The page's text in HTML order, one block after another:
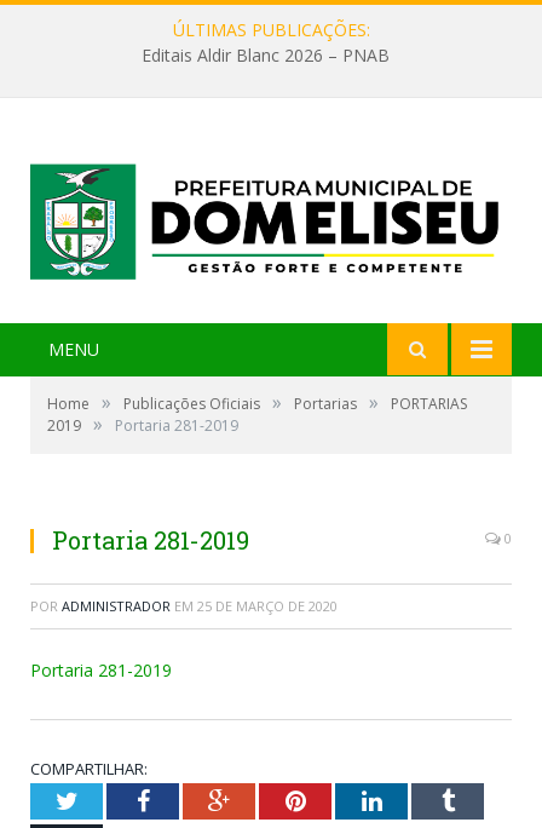
ÚLTIMAS PUBLICAÇÕES:
Editais Aldir Blanc 2026 – PNAB
MENU
Home » Publicações Oficiais » Portarias »
PORTARIAS
2019 » Portaria 281-2019
Portaria 281-2019 0
POR ADMINISTRADOR EM 25 DE MARÇO DE 2020
Portaria 281-2019
COMPARTILHAR:
TwitterFacebookGoogle+PinterestLinkedInTumblr